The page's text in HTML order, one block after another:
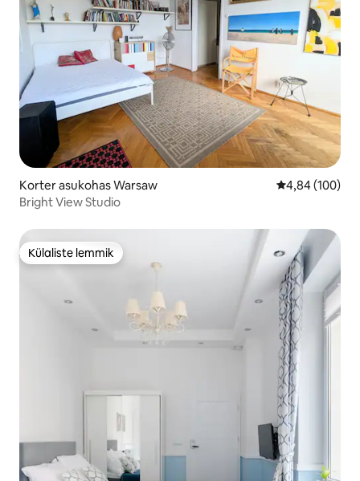
Korter asukohas Warsaw Keskmine
4,84 (100)
Bright View Studio
Külaliste lemmik
Külaliste lemmik